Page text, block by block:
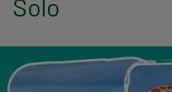
i
g
a
Solo